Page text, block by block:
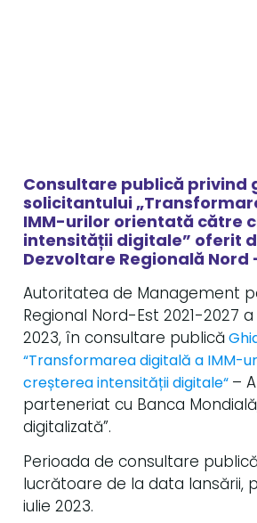
Consultare publică privind
solicitantului
IMM-urilor orientată către
intensității digitale” oferit
Dezvoltare Regională Nord
Autoritatea de Management
Regional Nord-Est 2021-2027
2023, în consultare publică
“Transformarea digitală a IMM-
creșterea intensității digitale“ –
parteneriat cu Banca
digitalizată”.
Perioada de consultare
lucrătoare de la data lansării,
iulie 2023.